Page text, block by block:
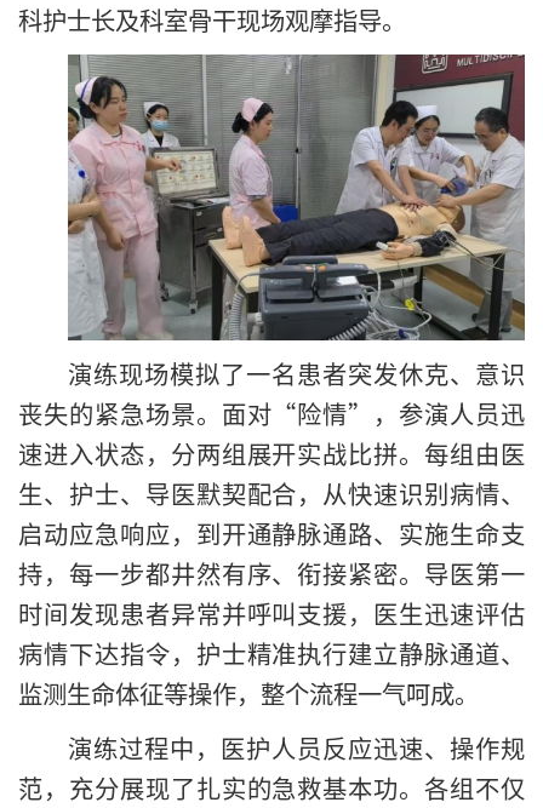
科护士长及科室骨干现场观摩指导。
演练现场模拟了一名患者突发休克、意识
丧失的紧急场景。面对“险情”，参演人员迅
速进入状态，分两组展开实战比拼。每组由医
生、护士、导医默契配合，从快速识别病情、
启动应急响应，到开通静脉通路、实施生命支
持，每一步都井然有序、衔接紧密。导医第一
时间发现患者异常并呼叫支援，医生迅速评估
病情下达指令，护士精准执行建立静脉通道、
监测生命体征等操作，整个流程一气呵成。
演练过程中，医护人员反应迅速、操作规
范，充分展现了扎实的急救基本功。各组不仅